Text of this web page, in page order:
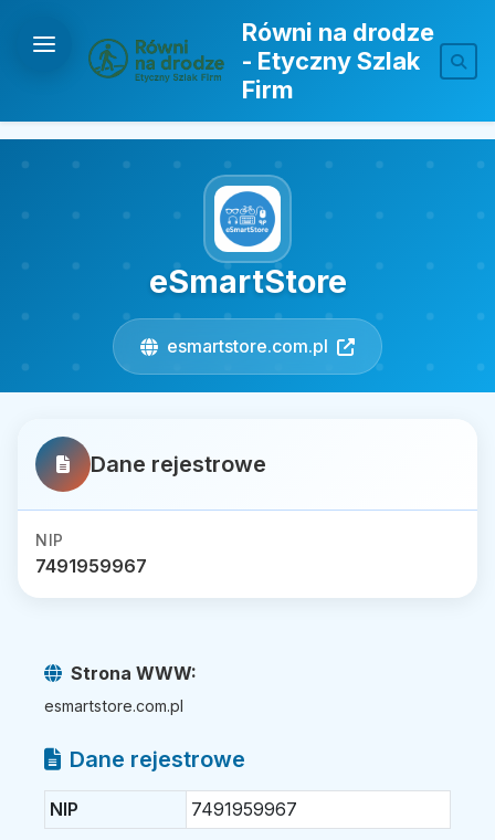
Równi na drodze
- Etyczny Szlak
Firm
eSmartStore
esmartstore.com.pl
Dane rejestrowe
NIP
7491959967
Strona WWW:
esmartstore.com.pl
Dane rejestrowe
NIP 7491959967